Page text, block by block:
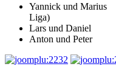
Yannick und
Liga)
Lars und
Anton und